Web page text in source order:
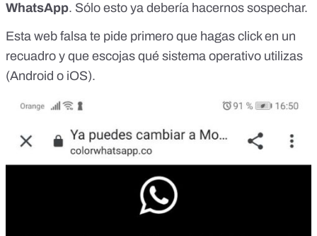
WhatsApp. Sólo esto ya debería hacernos sospechar.
Esta web falsa te pide primero que hagas click en un
recuadro y que escojas qué sistema operativo utilizas
(Android o iOS).